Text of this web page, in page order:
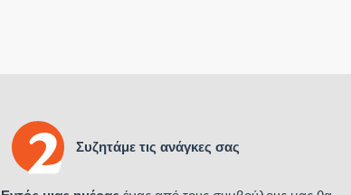
Συζητάμε τις ανάγκες σας